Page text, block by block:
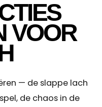
VOOR
— de slappe lach
de chaos in de